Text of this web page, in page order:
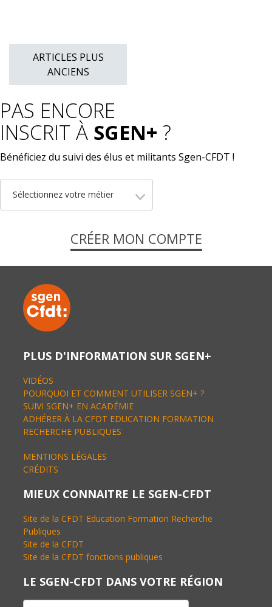
navigation
ARTICLES PLUS
ANCIENS
PAS ENCORE
INSCRIT À SGEN+ ?
Bénéficiez du suivi des élus et militants Sgen-CFDT !
Sélectionnez votre métier
CRÉER MON COMPTE
PLUS D'INFORMATION SUR SGEN+
VIDÉOS
POURQUOI ET COMMENT UTILISER SGEN+ ?
SUIVI SGEN+ EN ACADÉMIE
ADHÉRER À LA CFDT EDUCATION FORMATION
RECHERCHE PUBLIQUES
MENTIONS LÉGALES
CRÉDITS
MIEUX CONNAITRE LE SGEN-CFDT
Site de la CFDT Education Formation Recherche
Publiques
Site de la CFDT
Site de la CFDT fonctions publiques
LE SGEN-CFDT DANS VOTRE RÉGION